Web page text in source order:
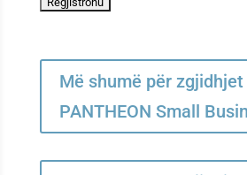
Më shumë për
PANTHEON Small